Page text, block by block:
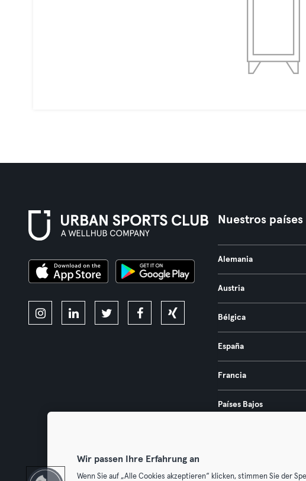
Nuestros países
Alemania
Austria
Bélgica
España
Francia
Países Bajos
Wir passen Ihre Erfahrung an
Wenn Sie auf „Alle Cookies akzeptieren“ klicken, stimmen Sie der